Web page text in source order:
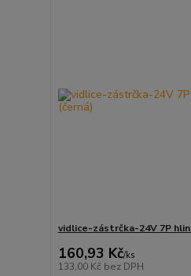
vidlice-zástrčka-24V 7P
160,93 Kč/ks
133,00 Kč bez DPH